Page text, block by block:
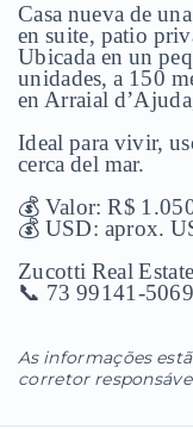
Casa nueva de
en suite, patio
Ubicada en un
unidades, a 150
en Arraial
Ideal para vivir,
cerca del mar.
💰 Valor: R$
💰 USD: aprox.
Zucotti Real
📞 73 99141-
As informações
corretor